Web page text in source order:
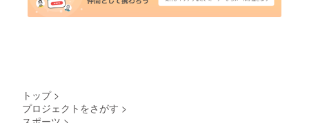
トップ >
プロジェクトをさがす >